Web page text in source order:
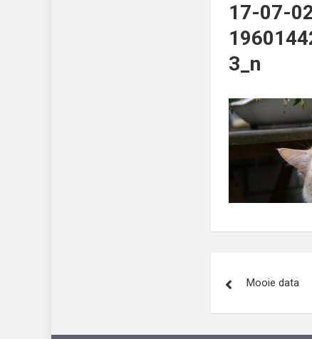
17-07-
3_n
navigatie
Mooie data